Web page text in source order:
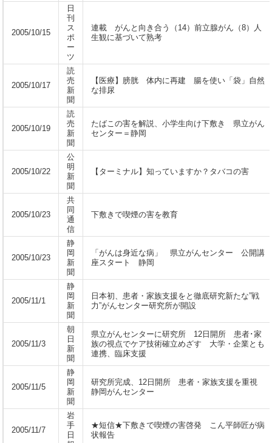
2005/10/15
日
刊
ス
ポ
ー
ツ
連載 がんと向き合う（14）前立腺がん（8）人
生観に基づいて熟考
2005/10/17
読
売
新
聞
【医療】膀胱 体内に再建 腸を使い「袋」自然
な排尿
2005/10/19
読
売
新
聞
たばこの害を解説、小学生向け下敷き 県立がん
センター＝静岡
2005/10/22
公
明
新
聞
【ターミナル】知っていますか？タバコの害
2005/10/23
共
同
通
信
下敷きで喫煙の害を教育
2005/10/23
静
岡
新
聞
「がんは身近な病」 県立がんセンター 公開講
座スタート 静岡
2005/11/1
静
岡
新
聞
日本初、患者・家族支援をと徹底研究新たな”戦
力”がんセンター研究所が開設
2005/11/3
朝
日
新
聞
県立がんセンターに研究所 12日開所 患者･家
族の視点でケア技術確立めざす 大学・企業とも
連携、臨床支援
2005/11/5
静
岡
新
聞
研究所完成、12日開所 患者・家族支援を重視
静岡がんセンター
2005/11/7
岩
手
日
★短信★下敷きで喫煙の害啓発 こん平師匠が病
状報告